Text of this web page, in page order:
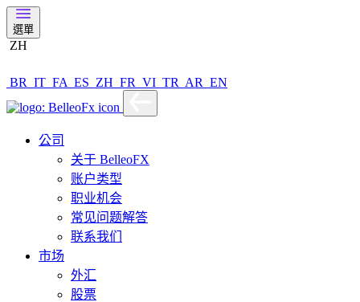
選單
ZH
BR IT FA ES ZH FR VI TR AR EN
公司
关于 BelleoFX
账户类型
职业机会
常见问题解答
联系我们
市场
外汇
股票